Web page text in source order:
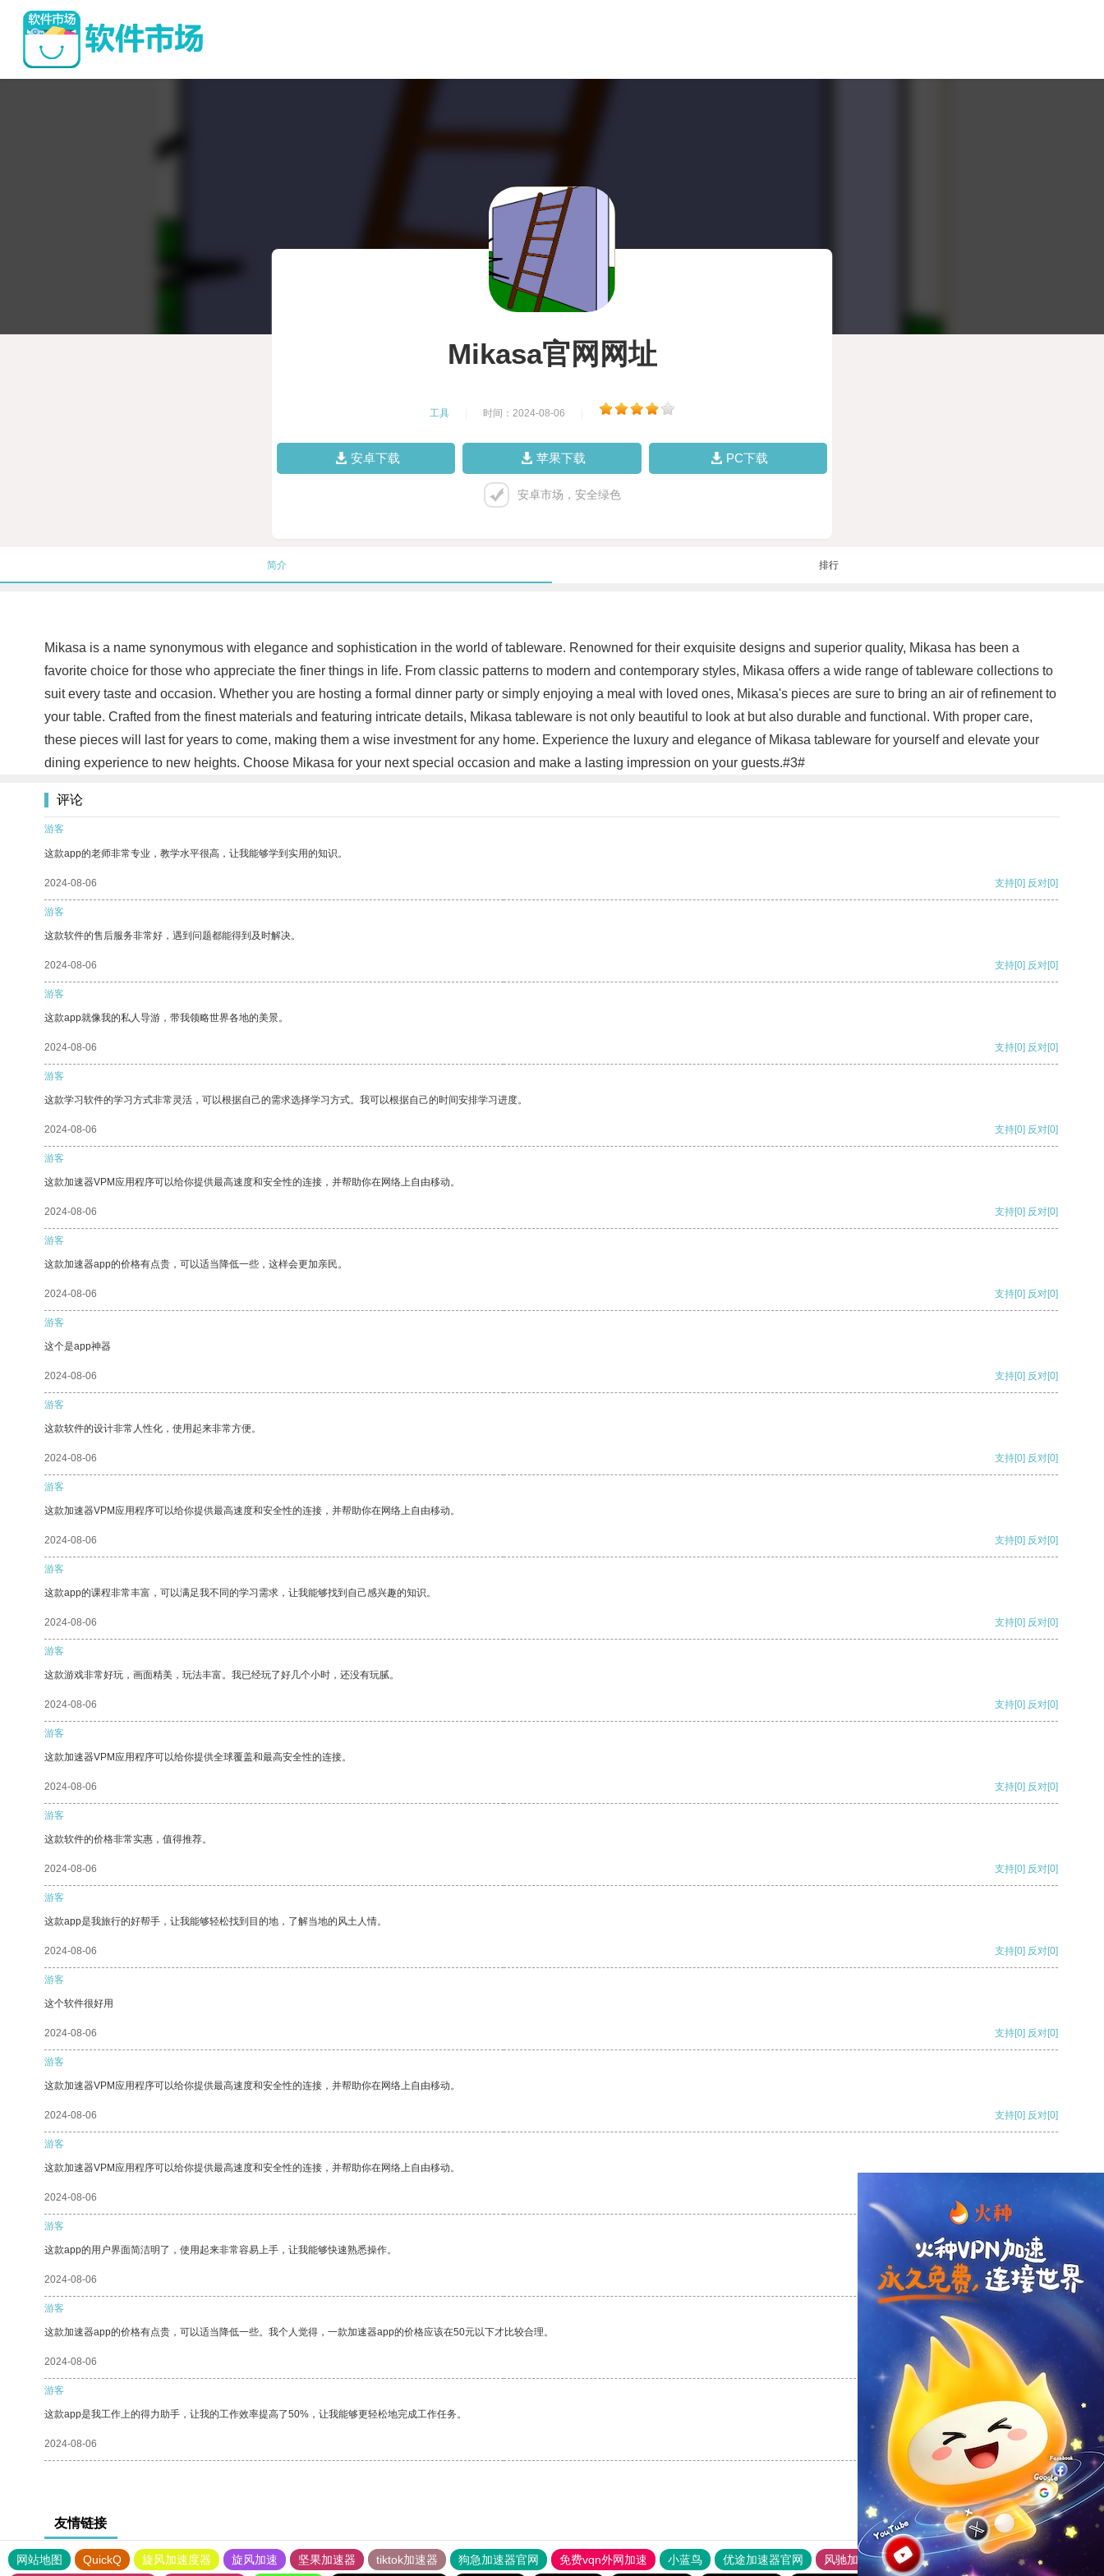
Mikasa官网网址
工具 时间：2024-08-06
安卓下载 苹果下载 PC下载
安卓市场，安全绿色
简介 排行
Mikasa is a name synonymous with elegance and sophistication in the world of tableware. Renowned for their exquisite designs and superior quality, Mikasa has been a
favorite choice for those who appreciate the finer things in life. From classic patterns to modern and contemporary styles, Mikasa offers a wide range of tableware collections to
suit every taste and occasion. Whether you are hosting a formal dinner party or simply enjoying a meal with loved ones, Mikasa's pieces are sure to bring an air of refinement to
your table. Crafted from the finest materials and featuring intricate details, Mikasa tableware is not only beautiful to look at but also durable and functional. With proper care,
these pieces will last for years to come, making them a wise investment for any home. Experience the luxury and elegance of Mikasa tableware for yourself and elevate your
dining experience to new heights. Choose Mikasa for your next special occasion and make a lasting impression on your guests.#3#
评论
游客
这款app的老师非常专业，教学水平很高，让我能够学到实用的知识。
2024-08-06 支持[0] 反对[0]
游客
这款软件的售后服务非常好，遇到问题都能得到及时解决。
2024-08-06 支持[0] 反对[0]
游客
这款app就像我的私人导游，带我领略世界各地的美景。
2024-08-06 支持[0] 反对[0]
游客
这款学习软件的学习方式非常灵活，可以根据自己的需求选择学习方式。我可以根据自己的时间安排学习进度。
2024-08-06 支持[0] 反对[0]
游客
这款加速器VPM应用程序可以给你提供最高速度和安全性的连接，并帮助你在网络上自由移动。
2024-08-06 支持[0] 反对[0]
游客
这款加速器app的价格有点贵，可以适当降低一些，这样会更加亲民。
2024-08-06 支持[0] 反对[0]
游客
这个是app神器
2024-08-06 支持[0] 反对[0]
游客
这款软件的设计非常人性化，使用起来非常方便。
2024-08-06 支持[0] 反对[0]
游客
这款加速器VPM应用程序可以给你提供最高速度和安全性的连接，并帮助你在网络上自由移动。
2024-08-06 支持[0] 反对[0]
游客
这款app的课程非常丰富，可以满足我不同的学习需求，让我能够找到自己感兴趣的知识。
2024-08-06 支持[0] 反对[0]
游客
这款游戏非常好玩，画面精美，玩法丰富。我已经玩了好几个小时，还没有玩腻。
2024-08-06 支持[0] 反对[0]
游客
这款加速器VPM应用程序可以给你提供全球覆盖和最高安全性的连接。
2024-08-06 支持[0] 反对[0]
游客
这款软件的价格非常实惠，值得推荐。
2024-08-06 支持[0] 反对[0]
游客
这款app是我旅行的好帮手，让我能够轻松找到目的地，了解当地的风土人情。
2024-08-06 支持[0] 反对[0]
游客
这个软件很好用
2024-08-06 支持[0] 反对[0]
游客
这款加速器VPM应用程序可以给你提供最高速度和安全性的连接，并帮助你在网络上自由移动。
2024-08-06 支持[0] 反对[0]
游客
这款加速器VPM应用程序可以给你提供最高速度和安全性的连接，并帮助你在网络上自由移动。
2024-08-06
游客
这款app的用户界面简洁明了，使用起来非常容易上手，让我能够快速熟悉操作。
2024-08-06 支持 [0] 反对[0]
游客
这款加速器app的价格有点贵，可以适当降低一些。我个人觉得，一款加速器app的价格应该在50元以下才比较合理。
2024-08-06 支持[0] 反对
游客
这款app是我工作上的得力助手，让我的工作效率提高了50%，让我能够更轻松地完成工作任务。
2024-08-06 支持[0] 反对[0]
友情链接
网站地图 QuickQ 旋风加速度器 旋风加速 坚果加速器 tiktok加速器 狗急加速器官网 免费vqn外网加速 小蓝鸟 优途加速器官网 风驰加速器 旋风加速器